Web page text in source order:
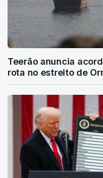
Teerão anuncia
rota no estreito de